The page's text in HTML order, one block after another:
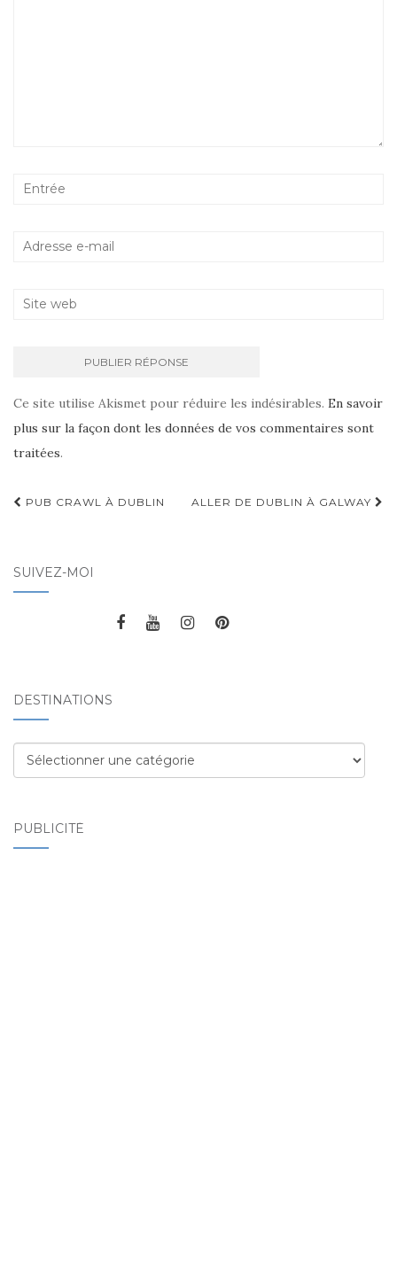
Ce site utilise Akismet pour réduire les indésirables. En savoir
plus sur la façon dont les données de vos commentaires sont
traitées.
PUB CRAWL À DUBLIN ALLER DE DUBLIN À GALWAY
SUIVEZ-MOI
DESTINATIONS
Destinations
PUBLICITÉ